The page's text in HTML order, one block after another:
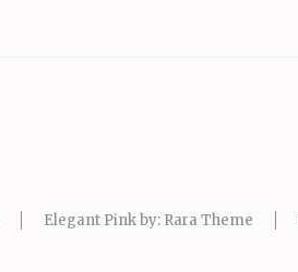
Elegant Pink by: Rara Theme